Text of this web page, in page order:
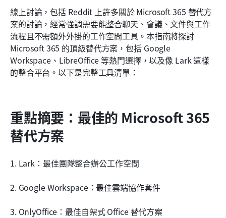
線上討論，包括 Reddit 上許多關於 Microsoft 365 替代方
案的討論，經常強調需要能整合聊天、會議、文件與工作
流程且不需額外外掛的工作空間工具。本指南將探討
Microsoft 365 的頂級替代方案，包括 Google
Workspace、LibreOffice 等熱門選擇，以及像 Lark 這樣
的整合平台。以下是完整工具清單：
重點摘要：最佳的 Microsoft 365
替代方案
1. Lark：最佳團隊整合辦公工作空間
2. Google Workspace：最佳雲端協作套件
3. OnlyOffice：最佳自架式 Office 替代方案
結論
常見問題
相關閱讀